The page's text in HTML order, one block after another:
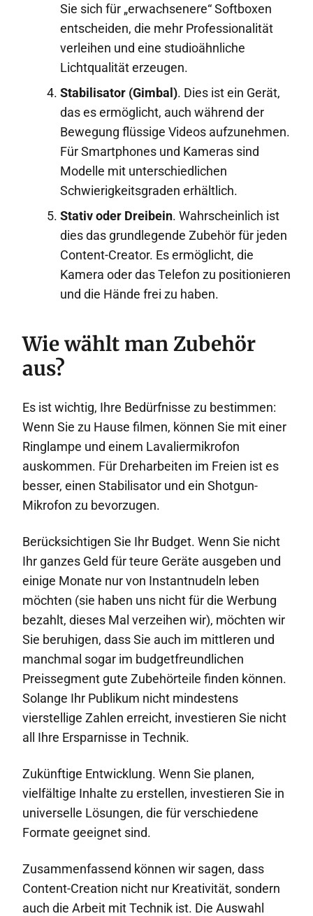
Sie sich für „erwachsenere“ Softboxen
entscheiden, die mehr Professionalität
verleihen und eine studioähnliche
Lichtqualität erzeugen.
Stabilisator (Gimbal). Dies ist ein Gerät,
das es ermöglicht, auch während der
Bewegung flüssige Videos aufzunehmen.
Für Smartphones und Kameras sind
Modelle mit unterschiedlichen
Schwierigkeitsgraden erhältlich.
Stativ oder Dreibein. Wahrscheinlich ist
dies das grundlegende Zubehör für jeden
Content-Creator. Es ermöglicht, die
Kamera oder das Telefon zu positionieren
und die Hände frei zu haben.
Wie wählt man Zubehör
aus?
Es ist wichtig, Ihre Bedürfnisse zu bestimmen:
Wenn Sie zu Hause filmen, können Sie mit einer
Ringlampe und einem Lavaliermikrofon
auskommen. Für Dreharbeiten im Freien ist es
besser, einen Stabilisator und ein Shotgun-
Mikrofon zu bevorzugen.
Berücksichtigen Sie Ihr Budget. Wenn Sie nicht
Ihr ganzes Geld für teure Geräte ausgeben und
einige Monate nur von Instantnudeln leben
möchten (sie haben uns nicht für die Werbung
bezahlt, dieses Mal verzeihen wir), möchten wir
Sie beruhigen, dass Sie auch im mittleren und
manchmal sogar im budgetfreundlichen
Preissegment gute Zubehörteile finden können.
Solange Ihr Publikum nicht mindestens
vierstellige Zahlen erreicht, investieren Sie nicht
all Ihre Ersparnisse in Technik.
Zukünftige Entwicklung. Wenn Sie planen,
vielfältige Inhalte zu erstellen, investieren Sie in
universelle Lösungen, die für verschiedene
Formate geeignet sind.
Zusammenfassend können wir sagen, dass
Content-Creation nicht nur Kreativität, sondern
auch die Arbeit mit Technik ist. Die Auswahl